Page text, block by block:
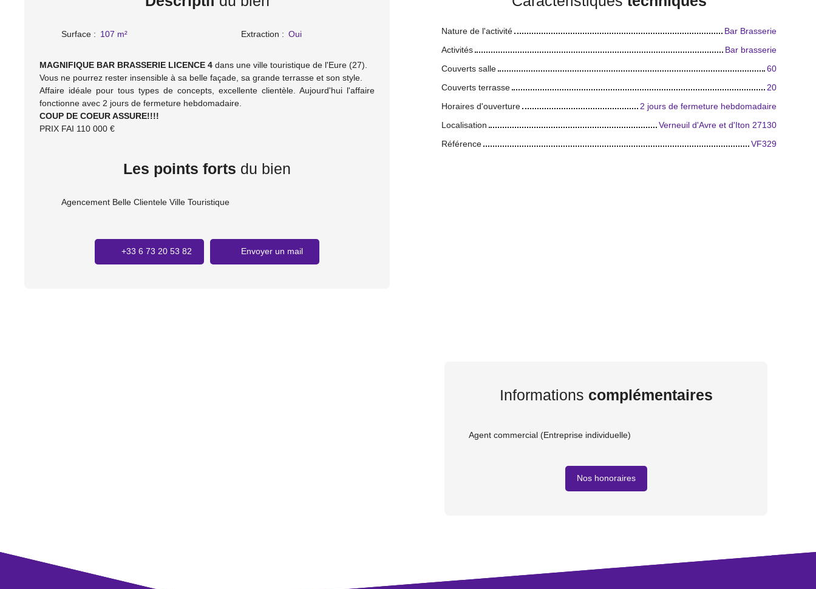
Surface : 107 m² Extraction : Oui
MAGNIFIQUE BAR BRASSERIE LICENCE 4 dans une ville touristique de l'Eure (27).
Vous ne pourrez rester insensible à sa belle façade, sa grande terrasse et son style.
Affaire idéale pour tous types de concepts, excellente clientèle. Aujourd'hui l'affaire
fonctionne avec 2 jours de fermeture hebdomadaire.
COUP DE COEUR ASSURE!!!!
PRIX FAI 110 000 €
Les points forts du bien
Agencement Belle Clientele Ville Touristique
+33 6 73 20 53 82 Envoyer un mail
Nature de l'activité
Bar Brasserie
Activités
Bar brasserie
Couverts salle
60
Couverts terrasse
20
Horaires d'ouverture
2 jours de fermeture hebdomadaire
Localisation
Verneuil d'Avre et d'Iton 27130
Référence
VF329
Informations complémentaires
Agent commercial (Entreprise individuelle)
Nos honoraires